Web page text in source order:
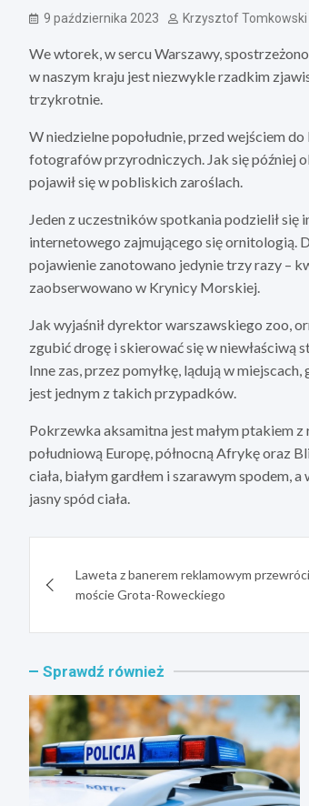
9 października 2023 Krzysztof Tomkowski
We wtorek, w sercu Warszawy,
w naszym kraju jest niezwykle rzadkim
trzykrotnie.
W niedzielne popołudnie, przed wejściem
fotografów przyrodniczych. Jak się później
pojawił się w pobliskich zaroślach.
Jeden z uczestników spotkania podzielił
internetowego zajmującego się ornitologią.
pojawienie zanotowano jedynie trzy razy –
zaobserwowano w Krynicy Morskiej.
Jak wyjaśnił dyrektor warszawskiego zoo,
zgubić drogę i skierować się w niewłaściwą
Inne zas, przez pomyłkę, lądują w
jest jednym z takich przypadków.
Pokrzewka aksamitna jest małym ptakiem
południową Europę, północną Afrykę oraz
ciała, białym gardłem i szarawym spodem,
jasny spód ciała.
wpisuLaweta z banerem reklamowym
moście Grota-Roweckiego
Sprawdź również